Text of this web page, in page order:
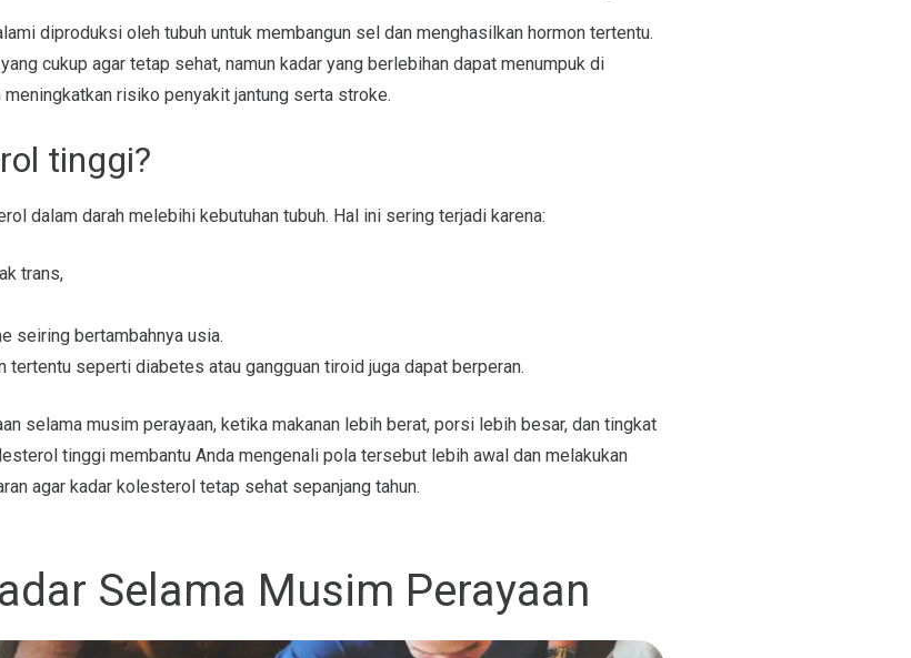
diproduksi oleh tubuh untuk membangun sel dan menghasilkan hormon tertentu.
cukup agar tetap sehat, namun kadar yang berlebihan dapat menumpuk di
risiko penyakit jantung serta stroke.
tinggi?
dalam darah melebihi kebutuhan tubuh. Hal ini sering terjadi karena:
trans,
seiring bertambahnya usia.
tertentu seperti diabetes atau gangguan tiroid juga dapat berperan.
selama musim perayaan, ketika makanan lebih berat, porsi lebih besar, dan tingkat
tinggi membantu Anda mengenali pola tersebut lebih awal dan melakukan
agar kadar kolesterol tetap sehat sepanjang tahun.
Selama Musim Perayaan